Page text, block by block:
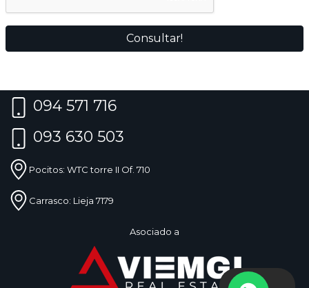
094 571 716
093 630 503
Pocitos: WTC torre II Of. 710
Carrasco: Lieja 7179
Asociado a